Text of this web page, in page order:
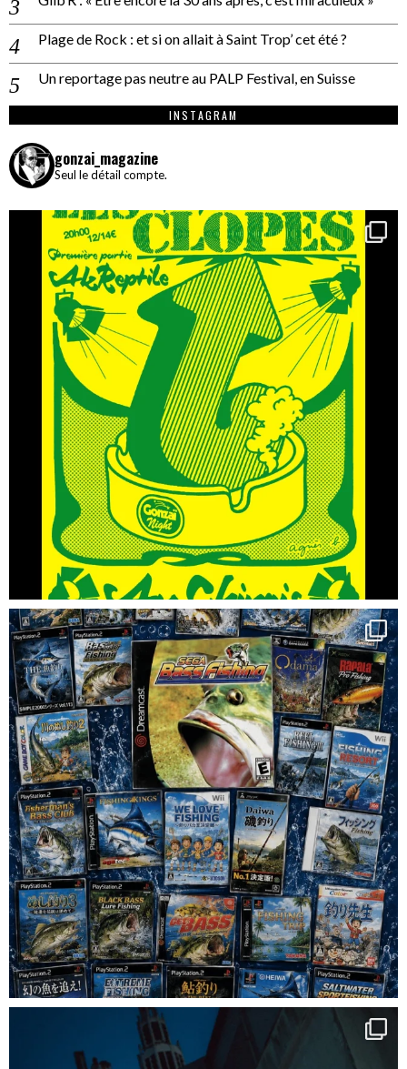
Plage de Rock : et si on allait à Saint Trop’ cet été ?
Un reportage pas neutre au PALP Festival, en Suisse
INSTAGRAM
gonzai_magazine
Seul le détail compte.